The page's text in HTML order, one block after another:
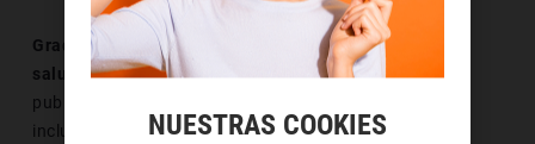
Gracias a su aspecto distintivo y su asociación con lo
saludable,este emoji aparece también en
publicaciones de estilo de vida, rutinas de desayuno o
incluso en contextos visuales más decorativos, junto a
NUESTRAS COOKIES